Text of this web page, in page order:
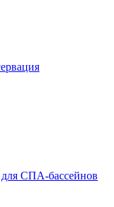
СПА-бассейнов